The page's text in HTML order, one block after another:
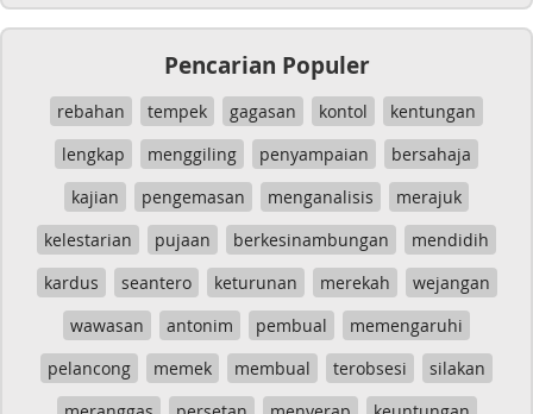
Pencarian Populer
rebahan tempek gagasan kontol
kentungan
lengkap
menggiling penyampaian
bersahaja
kajian
pengemasan menganalisis
merajuk
kelestarian
pujaan berkesinambungan
mendidih
kardus
seantero keturunan merekah
wejangan
wawasan
antonim pembual
memengaruhi
pelancong
memek membual terobsesi
silakan